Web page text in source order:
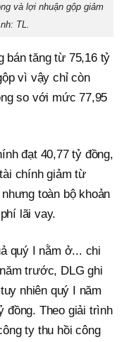
và lợi nhuận gộp giảm
TL.
bán tăng từ 75,16 tỷ
vì vậy chỉ còn
so với mức 77,95
đạt 40,77 tỷ đồng,
chính giảm từ
toàn bộ khoản
lãi vay.
quý I nằm ở... chi
trước, DLG ghi
nhiên quý I năm
đồng. Theo giải trình
ty thu hồi công